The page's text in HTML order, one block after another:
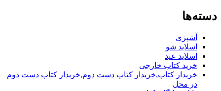
دسته‌ها
آشپزی
اسلاید شو
اسلاید عید
خرید کتاب خارجی
خریدار کتاب,خریدار کتاب دست دوم,خریدار کتاب دست دوم
در محل